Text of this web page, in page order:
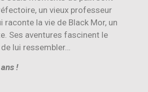
un vieux professeur
raconte la vie de Black Mor, un
Ses aventures fascinent le
lui ressembler…
!